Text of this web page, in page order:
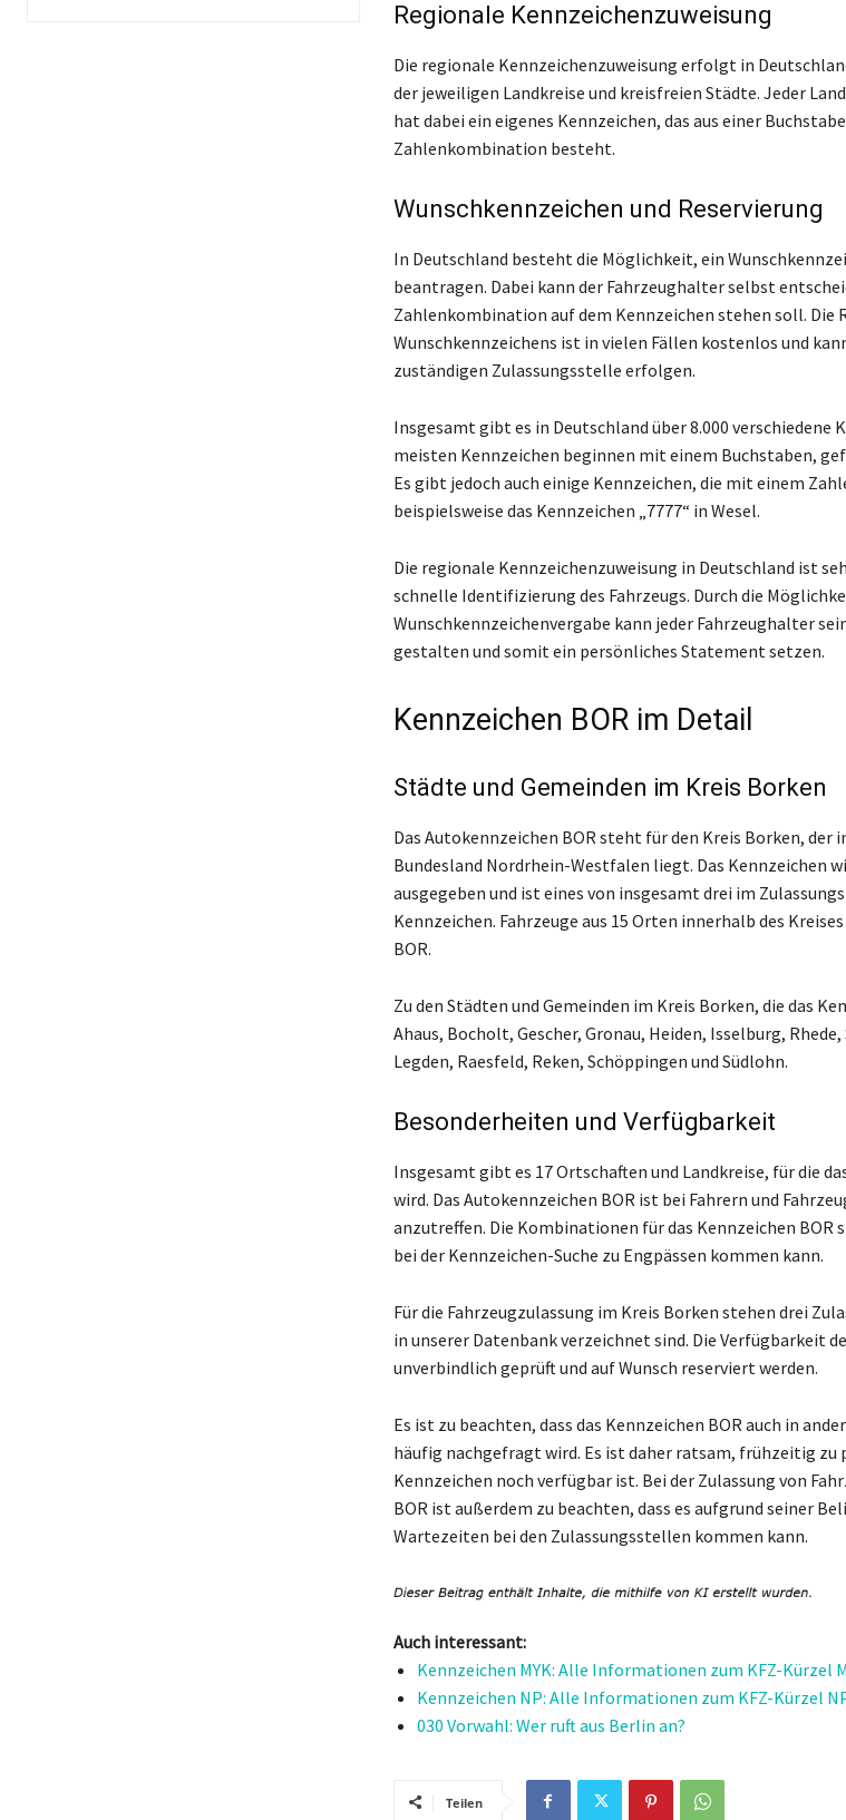
Regionale Kennzeichenzuweisung
Die regionale Kennzeichenzuweisung erfolgt in
der jeweiligen Landkreise und kreisfreien Städte. Jeder
hat dabei ein eigenes Kennzeichen, das aus einer
Zahlenkombination besteht.
Wunschkennzeichen und Reservierung
In Deutschland besteht die Möglichkeit, ein
beantragen. Dabei kann der Fahrzeughalter selbst
Zahlenkombination auf dem Kennzeichen stehen soll. Die
Wunschkennzeichens ist in vielen Fällen kostenlos und
zuständigen Zulassungsstelle erfolgen.
Insgesamt gibt es in Deutschland über 8.000 verschiedene
meisten Kennzeichen beginnen mit einem Buchstaben,
Es gibt jedoch auch einige Kennzeichen, die mit einem
beispielsweise das Kennzeichen „7777“ in Wesel.
Die regionale Kennzeichenzuweisung in Deutschland ist
schnelle Identifizierung des Fahrzeugs. Durch die
Wunschkennzeichenvergabe kann jeder Fahrzeughalter
gestalten und somit ein persönliches Statement setzen.
Kennzeichen BOR im Detail
Städte und Gemeinden im Kreis Borken
Das Autokennzeichen BOR steht für den Kreis Borken, der
Bundesland Nordrhein-Westfalen liegt. Das Kennzeichen
ausgegeben und ist eines von insgesamt drei im
Kennzeichen. Fahrzeuge aus 15 Orten innerhalb des
BOR.
Zu den Städten und Gemeinden im Kreis Borken, die das
Ahaus, Bocholt, Gescher, Gronau, Heiden, Isselburg,
Legden, Raesfeld, Reken, Schöppingen und Südlohn.
Besonderheiten und Verfügbarkeit
Insgesamt gibt es 17 Ortschaften und Landkreise, für die
wird. Das Autokennzeichen BOR ist bei Fahrern und
anzutreffen. Die Kombinationen für das Kennzeichen BOR
bei der Kennzeichen-Suche zu Engpässen kommen kann.
Für die Fahrzeugzulassung im Kreis Borken stehen drei
in unserer Datenbank verzeichnet sind. Die Verfügbarkeit
unverbindlich geprüft und auf Wunsch reserviert werden.
Es ist zu beachten, dass das Kennzeichen BOR auch in
häufig nachgefragt wird. Es ist daher ratsam, frühzeitig zu
Kennzeichen noch verfügbar ist. Bei der Zulassung von
BOR ist außerdem zu beachten, dass es aufgrund seiner
Wartezeiten bei den Zulassungsstellen kommen kann.
Auch interessant:
Kennzeichen MYK: Alle Informationen zum KFZ-Kürzel
Kennzeichen NP: Alle Informationen zum KFZ-Kürzel
030 Vorwahl: Wer ruft aus Berlin an?
Teilen